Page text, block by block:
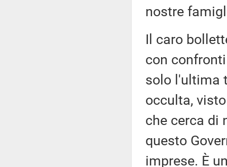
nostre
Il caro
con
solo l'ultima
occulta,
che cerca di
questo
imprese. È